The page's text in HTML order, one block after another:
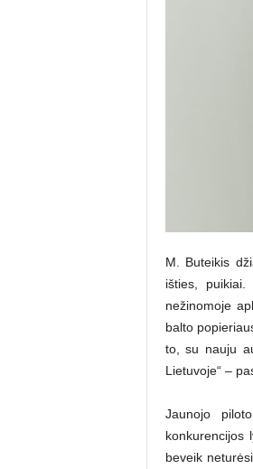
M. Buteikis
išties,
nežinomoje
balto
to, su nauju
Lietuvoje“ –
Jaunojo
konkurencijos
beveik